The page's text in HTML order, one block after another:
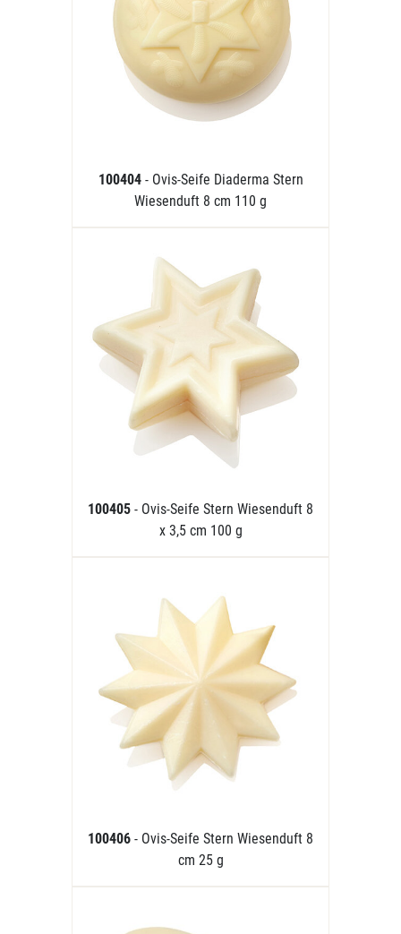
100404 - Ovis-Seife Diaderma Stern
Wiesenduft 8 cm 110 g
100405 - Ovis-Seife Stern Wiesenduft 8
x 3,5 cm 100 g
100406 - Ovis-Seife Stern Wiesenduft 8
cm 25 g